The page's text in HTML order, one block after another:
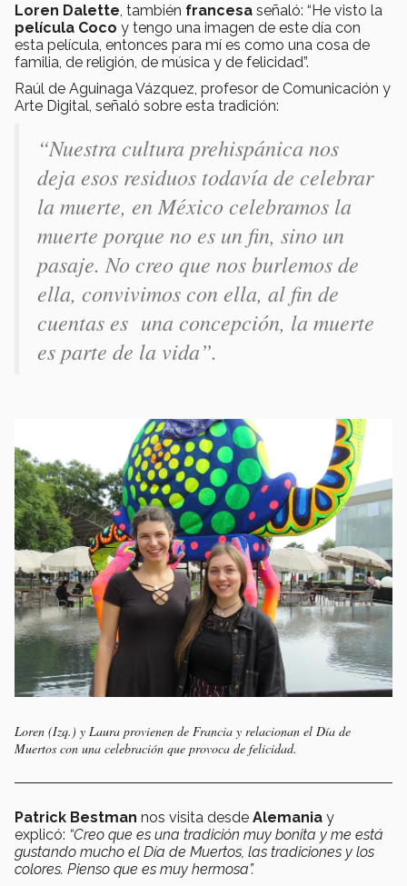
Loren Dalette , también francesa señaló: “He visto la
película Coco y tengo una imagen de este día con
esta película, entonces para mí es como una cosa de
familia, de religión, de música y de felicidad”.
Raúl de Aguinaga Vázquez, profesor de Comunicación y
Arte Digital, señaló sobre esta tradición:
“Nuestra cultura prehispánica nos
deja esos residuos todavía de celebrar
la muerte, en México celebramos la
muerte porque no es un fin, sino un
pasaje. No creo que nos burlemos de
ella, convivimos con ella, al fin de
cuentas es una concepción, la muerte
es parte de la vida”.
Loren (Izq.) y Laura provienen de Francia y relacionan el Día de
Muertos con una celebración que provoca de felicidad.
Patrick Bestman nos visita desde Alemania y
explicó: “Creo que es una tradición muy bonita y me está
gustando mucho el Día de Muertos, las tradiciones y los
colores. Pienso que es muy hermosa”.